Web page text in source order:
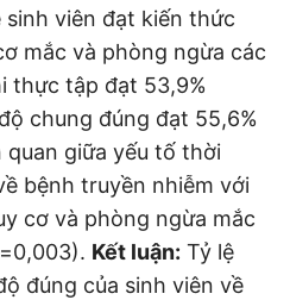
sinh viên đạt kiến thức
mắc và phòng ngừa các
thực tập đạt 53,9%
chung đúng đạt 55,6%
quan giữa yếu tố thời
bệnh truyền nhiễm với
cơ và phòng ngừa mắc
Kết luận: Tỷ lệ
đúng của sinh viên về